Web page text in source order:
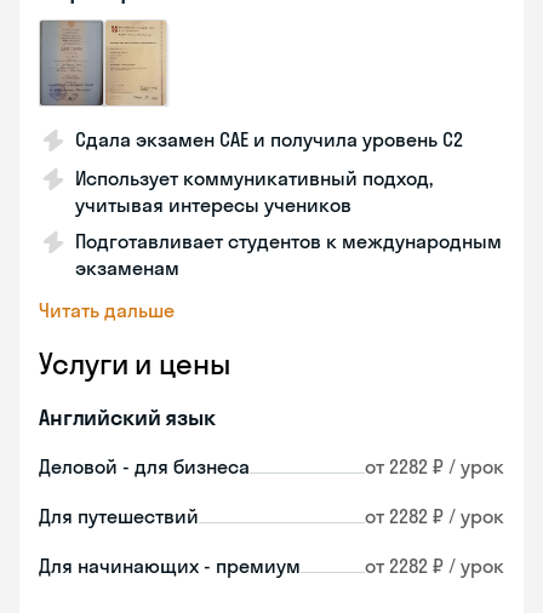
Сдала экзамен CAE и получила уровень С2
Использует коммуникативный подход,
учитывая интересы учеников
Подготавливает студентов к международным
экзаменам
Читать дальше
Услуги и цены
Английский язык
Деловой - для бизнеса от 2282 ₽ / урок
Для путешествий от 2282 ₽ / урок
Для начинающих - премиум от 2282 ₽ / урок